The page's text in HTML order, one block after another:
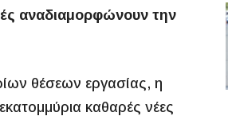
αναδιαμορφώνουν την
θέσεων εργασίας, η
καθαρές νέες